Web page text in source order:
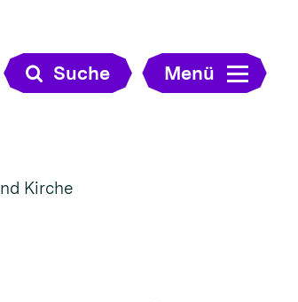
Suche Menü
Kirche